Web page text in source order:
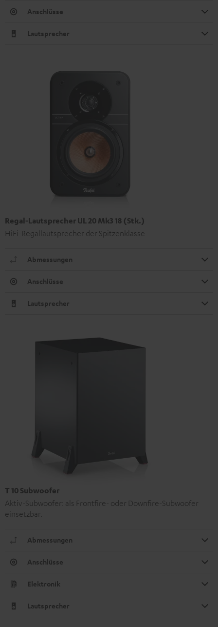
Anschlüsse
Lautsprecher
Regal-Lautsprecher UL 20 Mk3 18 (Stk.)
HiFi-Regallautsprecher der Spitzenklasse
Abmessungen
Anschlüsse
Lautsprecher
T 10 Subwoofer
Aktiv-Subwoofer: als Frontfire- oder Downfire-Subwoofer
einsetzbar.
Abmessungen
Anschlüsse
Elektronik
Lautsprecher